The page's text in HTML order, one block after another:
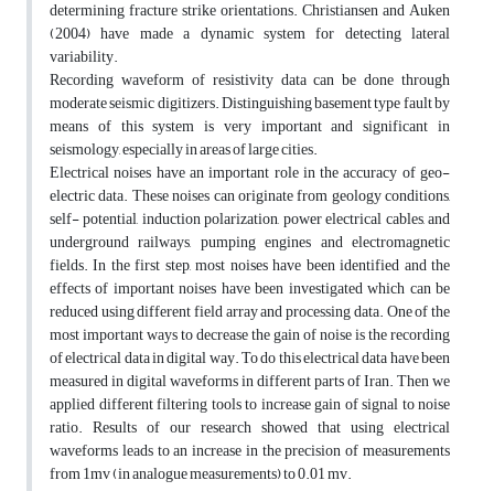
determining fracture strike orientations. Christiansen and Auken
(2004) have made a dynamic system for detecting lateral
variability.
Recording waveform of resistivity data can be done through
moderate seismic digitizers. Distinguishing basement type fault by
means of this system is very important and significant in
seismology, especially in areas of large cities.
Electrical noises have an important role in the accuracy of geo-
electric data. These noises can originate from geology conditions,
self- potential, induction polarization, power electrical cables, and
underground railways, pumping engines and electromagnetic
fields. In the first step, most noises have been identified and the
effects of important noises have been investigated which can be
reduced using different field array and processing data. One of the
most important ways to decrease the gain of noise is the recording
of electrical data in digital way. To do this electrical data have been
measured in digital waveforms in different parts of Iran. Then we
applied different filtering tools to increase gain of signal to noise
ratio. Results of our research showed that using electrical
waveforms leads to an increase in the precision of measurements
from 1mv (in analogue measurements) to 0.01 mv.